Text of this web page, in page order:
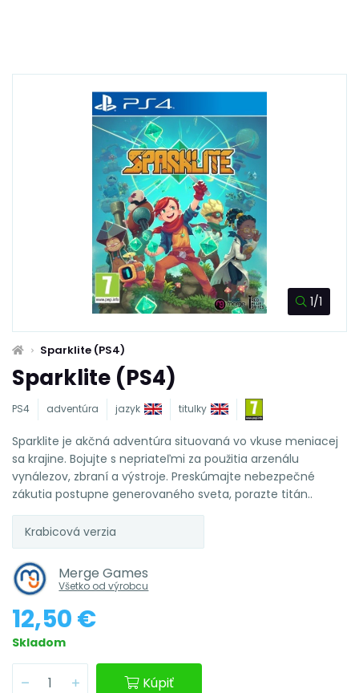
1/1
Sparklite (PS4)
Sparklite (PS4)
PS4 adventúra jazyk titulky
Sparklite je akčná adventúra situovaná vo vkuse meniacej
sa krajine. Bojujte s nepriateľmi za použitia arzenálu
vynálezov, zbraní a výstroje. Preskúmajte nebezpečné
zákutia postupne generovaného sveta, porazte titán..
Krabicová verzia
Merge Games
Všetko od výrobcu
12,50 €
Skladom
Kúpiť